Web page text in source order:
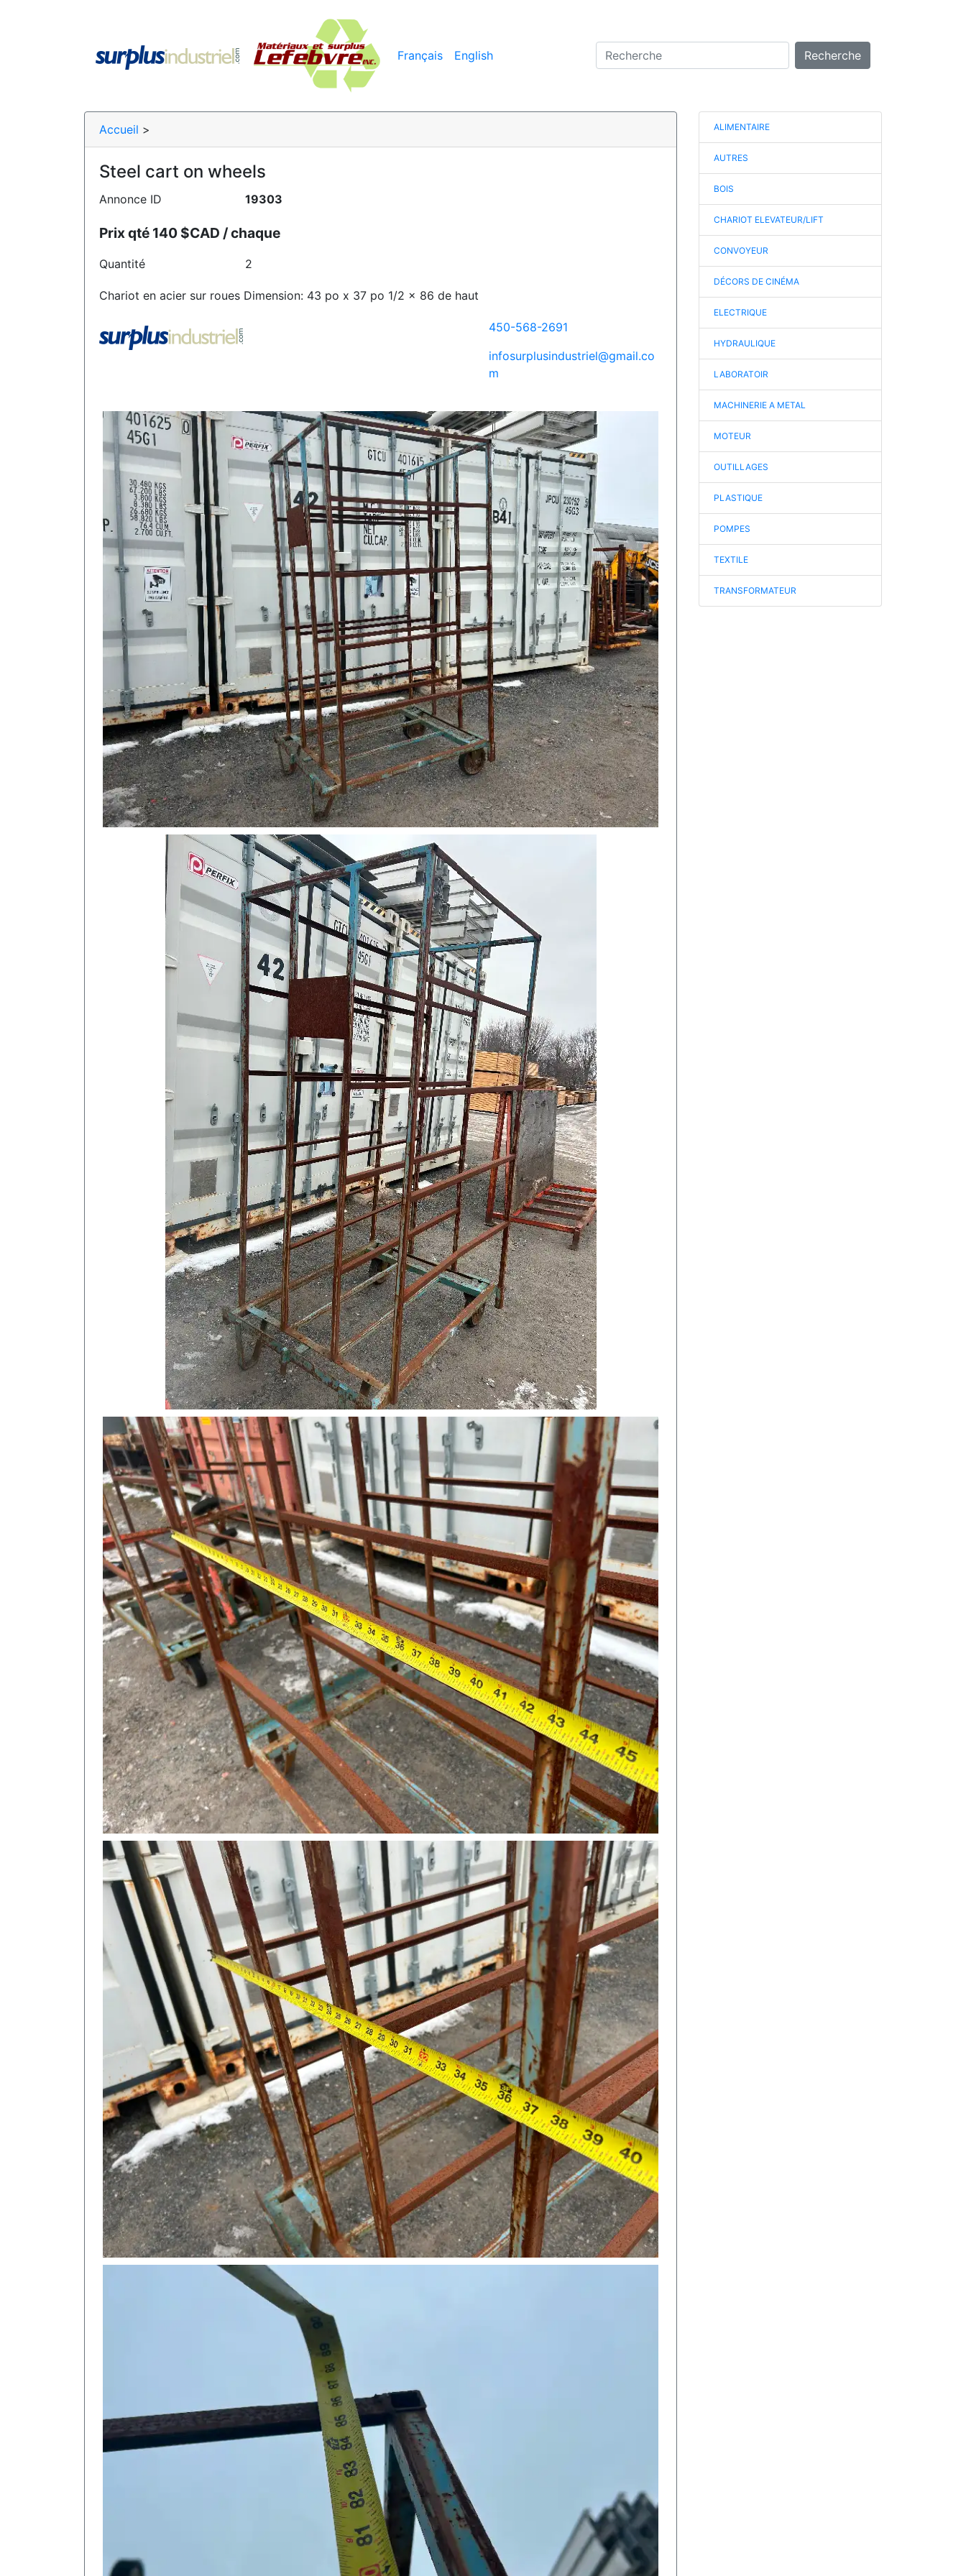
Français English Recherche
Accueil >
Steel cart on wheels
Annonce ID 19303
Prix qté 140 $CAD / chaque
Quantité 2
Chariot en acier sur roues Dimension: 43 po x 37 po 1/2 x 86 de haut
450-568-2691
infosurplusindustriel@gmail.co
m
ALIMENTAIRE
AUTRES
BOIS
CHARIOT ELEVATEUR/LIFT
CONVOYEUR
DÉCORS DE CINÉMA
ELECTRIQUE
HYDRAULIQUE
LABORATOIR
MACHINERIE A METAL
MOTEUR
OUTILLAGES
PLASTIQUE
POMPES
TEXTILE
TRANSFORMATEUR